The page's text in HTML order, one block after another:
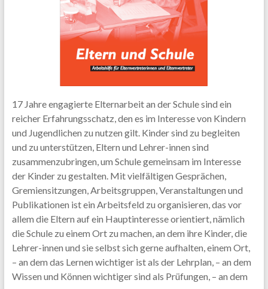
17 Jahre engagierte Elternarbeit an der Schule sind ein
reicher Erfahrungsschatz, den es im Interesse von Kindern
und Jugendlichen zu nutzen gilt. Kinder sind zu begleiten
und zu unterstützen, Eltern und Lehrer-innen sind
zusammenzubringen, um Schule gemeinsam im Interesse
der Kinder zu gestalten. Mit vielfältigen Gesprächen,
Gremiensitzungen, Arbeitsgruppen, Veranstaltungen und
Publikationen ist ein Arbeitsfeld zu organisieren, das vor
allem die Eltern auf ein Hauptinteresse orientiert, nämlich
die Schule zu einem Ort zu machen, an dem ihre Kinder, die
Lehrer-innen und sie selbst sich gerne aufhalten, einem Ort,
– an dem das Lernen wichtiger ist als der Lehrplan, – an dem
Wissen und Können wichtiger sind als Prüfungen, – an dem